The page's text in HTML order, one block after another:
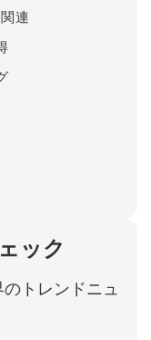
連
ック
トレンドニュ